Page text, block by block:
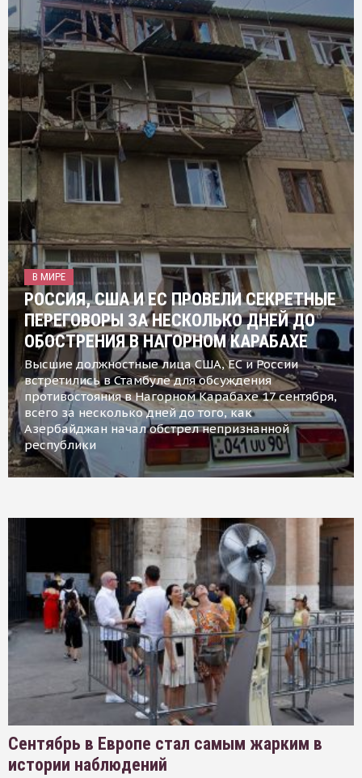
В МИРЕ
РОССИЯ, США И ЕС ПРОВЕЛИ СЕКРЕТНЫЕ
ПЕРЕГОВОРЫ ЗА НЕСКОЛЬКО ДНЕЙ ДО
ОБОСТРЕНИЯ В НАГОРНОМ КАРАБАХЕ
Высшие должностные лица США, ЕС и России
встретились в Стамбуле для обсуждения
противостояния в Нагорном Карабахе 17 сентября,
всего за несколько дней до того, как
Азербайджан начал обстрел непризнанной
республики
Сентябрь в Европе стал самым жарким в
истории наблюдений